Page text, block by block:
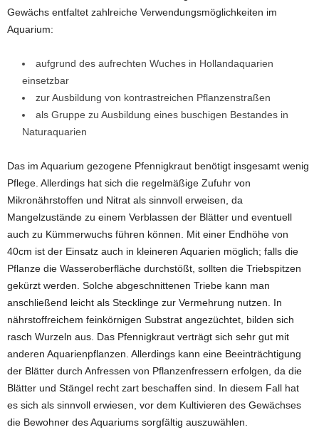
Gewächs entfaltet zahlreiche Verwendungsmöglichkeiten im
Aquarium:
aufgrund des aufrechten Wuches in Hollandaquarien
einsetzbar
zur Ausbildung von kontrastreichen Pflanzenstraßen
als Gruppe zu Ausbildung eines buschigen Bestandes in
Naturaquarien
Das im Aquarium gezogene Pfennigkraut benötigt insgesamt wenig
Pflege. Allerdings hat sich die regelmäßige Zufuhr von
Mikronährstoffen und Nitrat als sinnvoll erweisen, da
Mangelzustände zu einem Verblassen der Blätter und eventuell
auch zu Kümmerwuchs führen können. Mit einer Endhöhe von
40cm ist der Einsatz auch in kleineren Aquarien möglich; falls die
Pflanze die Wasseroberfläche durchstößt, sollten die Triebspitzen
gekürzt werden. Solche abgeschnittenen Triebe kann man
anschließend leicht als Stecklinge zur Vermehrung nutzen. In
nährstoffreichem feinkörnigen Substrat angezüchtet, bilden sich
rasch Wurzeln aus. Das Pfennigkraut verträgt sich sehr gut mit
anderen Aquarienpflanzen. Allerdings kann eine Beeinträchtigung
der Blätter durch Anfressen von Pflanzenfressern erfolgen, da die
Blätter und Stängel recht zart beschaffen sind. In diesem Fall hat
es sich als sinnvoll erwiesen, vor dem Kultivieren des Gewächses
die Bewohner des Aquariums sorgfältig auszuwählen.